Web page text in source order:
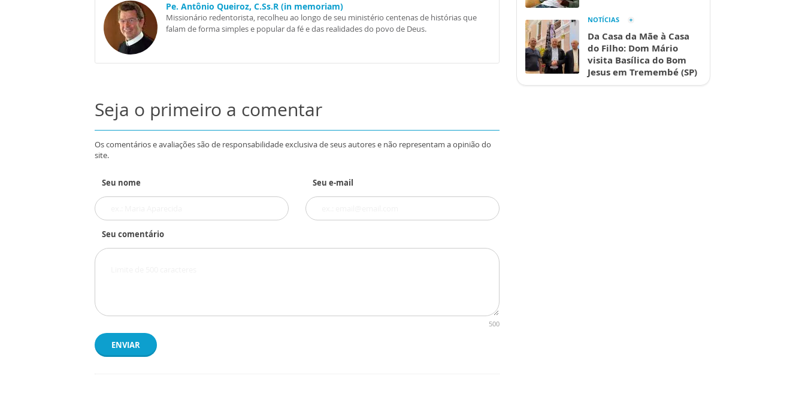
Pe. Antônio Queiroz, C.Ss.R (in memoriam)
Missionário redentorista, recolheu ao longo de seu ministério centenas de histórias que
falam de forma simples e popular da fé e das realidades do povo de Deus.
Seja o primeiro a comentar
Os comentários e avaliações são de responsabilidade exclusiva de seus autores e não representam a opinião do
site.
Seu nome Seu e-mail
Seu comentário
500
ENVIAR
NOTÍCIAS
Da Casa da Mãe à Casa
do Filho: Dom Mário
visita Basílica do Bom
Jesus em Tremembé (SP)